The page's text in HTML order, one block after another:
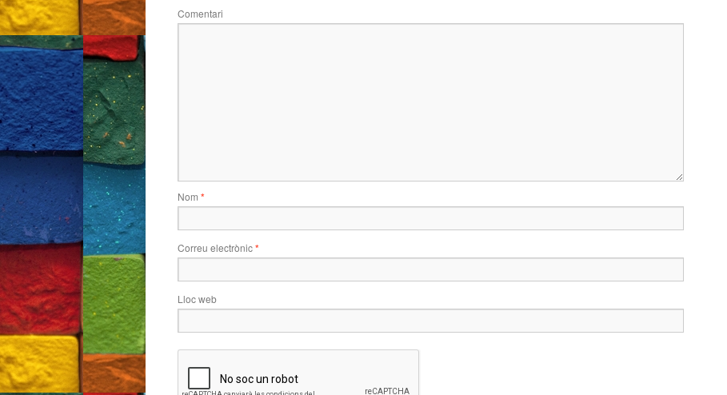
Comentari
Nom *
Correu electrònic*
Lloc web